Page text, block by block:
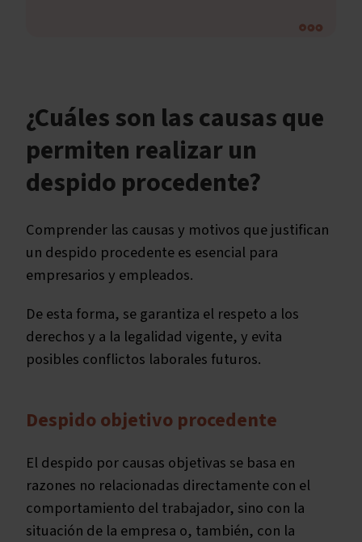
¿Cuáles son las causas que
permiten realizar un
despido procedente?
Comprender las causas y motivos que justifican
un despido procedente es esencial para
empresarios y empleados.
De esta forma, se garantiza el respeto a los
derechos y a la legalidad vigente, y evita
posibles conflictos laborales futuros.
Despido objetivo procedente
El despido por causas objetivas se basa en
razones no relacionadas directamente con el
comportamiento del trabajador, sino con la
situación de la empresa o, también, con la